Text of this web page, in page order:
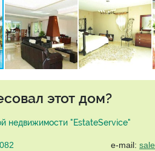
этот дом?
недвижимости "EstateService"
e-mail: